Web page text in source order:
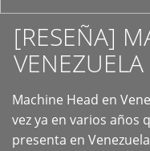
[RESEÑA]
VENEZUELA
Machine Head en
vez ya en varios años
presenta en